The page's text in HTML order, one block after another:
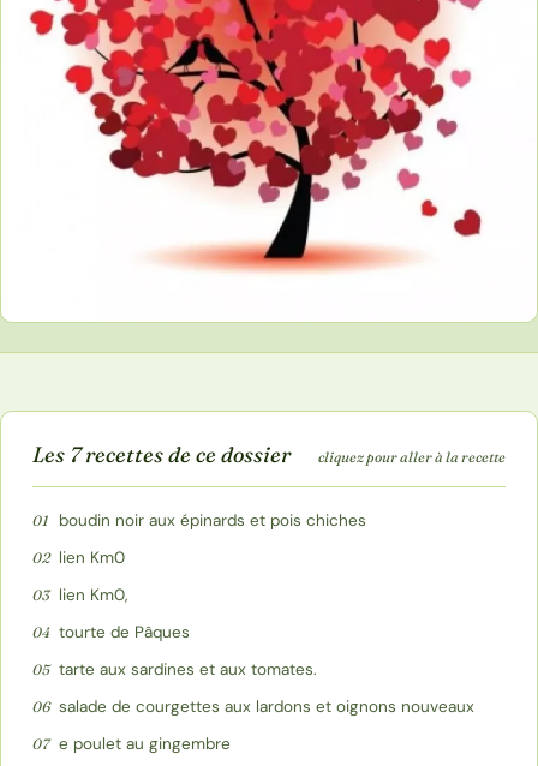
Les 7 recettes de ce dossier cliquez pour aller à la recette
01 boudin noir aux épinards et pois chiches
02 lien Km0
03 lien Km0,
04 tourte de Pâques
05 tarte aux sardines et aux tomates.
06 salade de courgettes aux lardons et oignons nouveaux
07 e poulet au gingembre